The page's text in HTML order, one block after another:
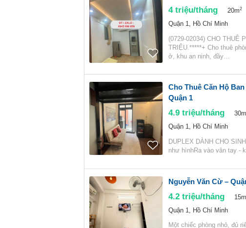
4 triệu/tháng 20m2
Quận 1, Hồ Chí Minh
(0729-02034) CHO THUÊ
TRIỆU.*****+ Cho thuê
ở, khu an ninh, đầy…
Cho Thuê Căn Hộ
Quận 1
4.9 triệu/tháng 30m
Quận 1, Hồ Chí Minh
DUPLEX DÀNH CHO
như hìnhRa vào vân tay -
Nguyễn Văn Cừ –
4.2 triệu/tháng 15m
Quận 1, Hồ Chí Minh
Một chiếc phòng nhỏ, đủ